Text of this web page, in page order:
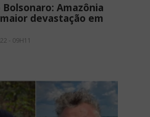
Amazônia
devastação em
- 09H11